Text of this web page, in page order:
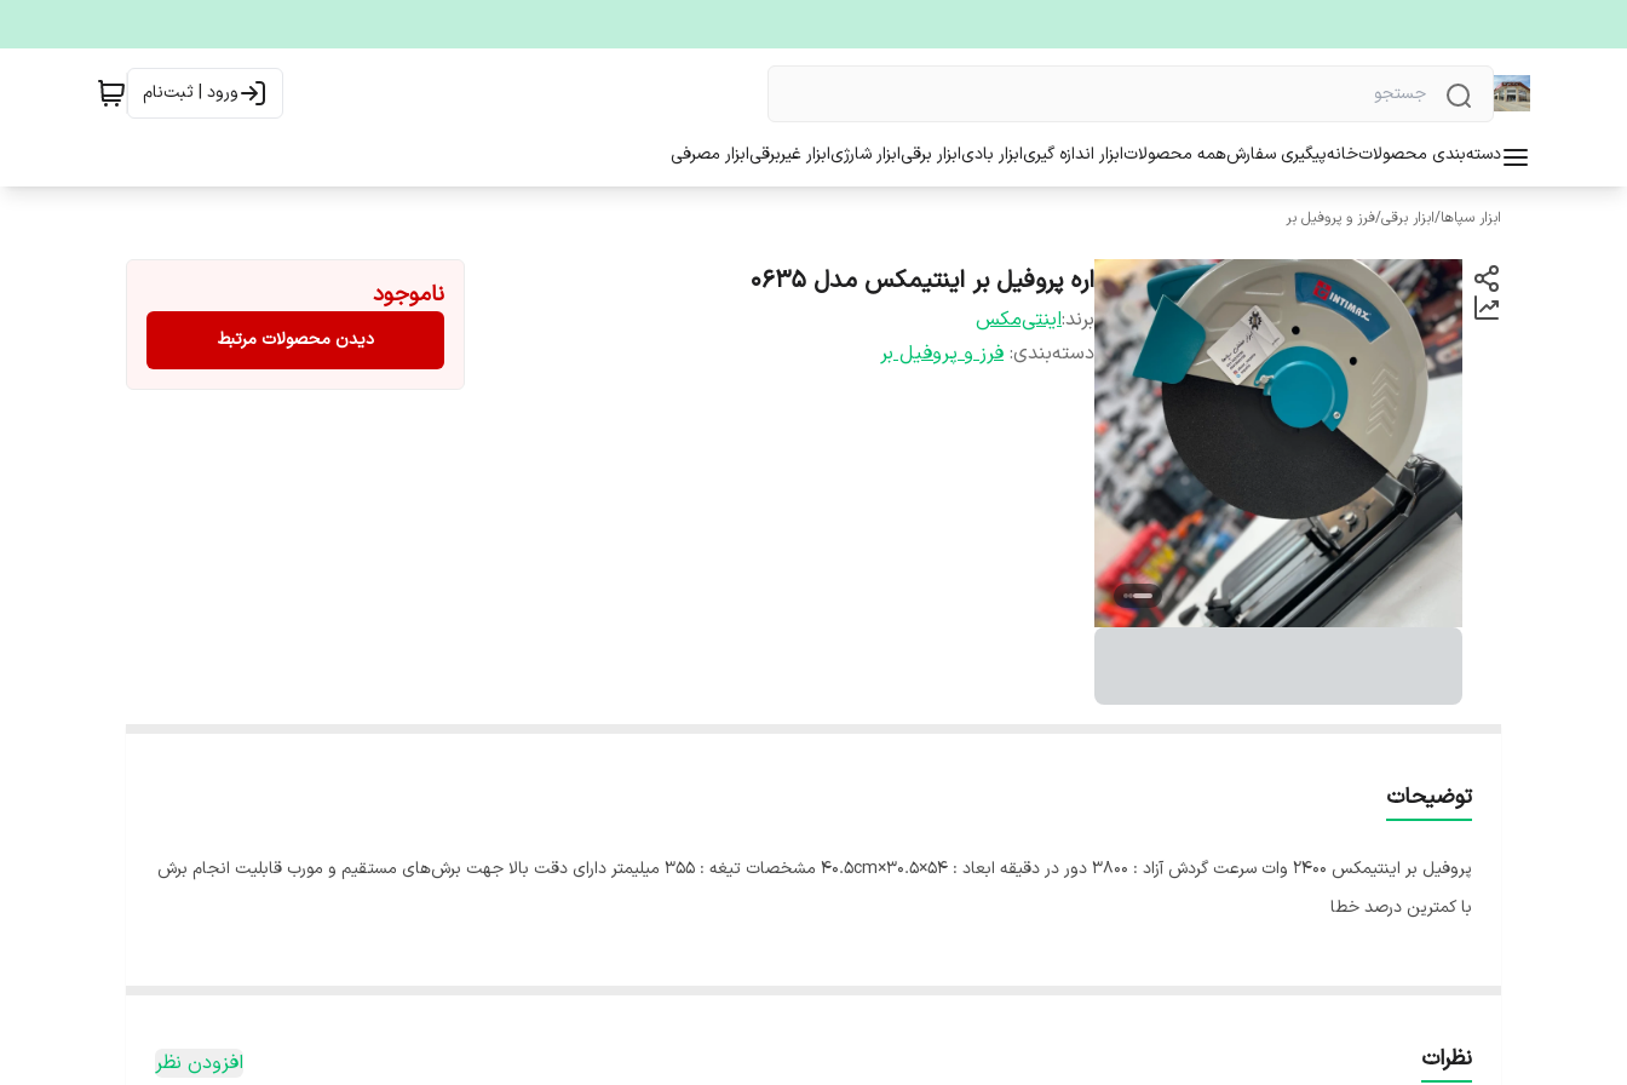
ورود | ثبت‌نام
دسته‌بندی محصولاتخانهپیگیری سفارشهمه محصولاتابزار اندازه گیریابزار بادیابزار برقیابزار شارژیابزار غیربرقیابزار مصرفی
ابزار سپاها/ابزار برقی/فرز و پروفیل بر
اره پروفیل بر اینتیمکس مدل ۰۶۳۵
برند:اینتی‌مکس
دسته‌بندی: فرز و پروفیل بر
ناموجود
دیدن محصولات مرتبط
توضیحات
پروفیل بر اینتیمکس 2400 وات سرعت گردش آزاد : 3800 دور در دقیقه ابعاد : 54×30.5×40.5cm مشخصات تیغه : 355 میلیمتر دارای دقت بالا جهت برش‌های مستقيم و مورب قابلیت انجام برش
با کمترین درصد خطا
نظرات افزودن نظر